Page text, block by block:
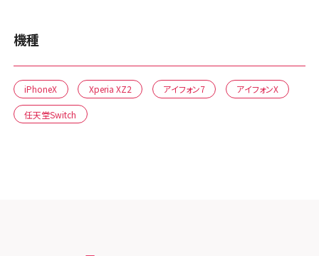
機種
iPhoneX Xperia XZ2 アイフォン7 アイフォンX
任天堂Switch